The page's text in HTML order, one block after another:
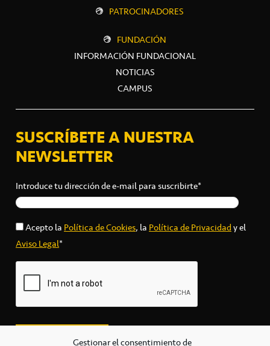
Gestionar el consentimiento de
PATROCINADORES
FUNDACIÓN
INFORMACIÓN FUNDACIONAL
NOTICIAS
CAMPUS
SUSCRÍBETE A NUESTRA
NEWSLETTER
Introduce tu dirección de e-mail para suscribirte*
Acepto laPolítica de Cookies, laPolítica de Privacidady el
Aviso Legal*